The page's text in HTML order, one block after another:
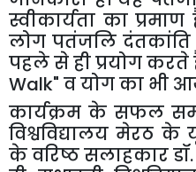
स्वीकार्यता का प्रमाण
लोग पतंजलि दंतकांति
पहलेसेहीप्रयोगकरते
Walk" वयोगका भी
कार्यक्रम के सफल
विश्वविद्यालय मेरठ के
केवरिष्ठसलाहकारडॉ.